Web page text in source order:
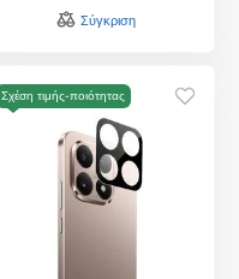
Σύγκριση
Σχέση τιμής-ποιότητας